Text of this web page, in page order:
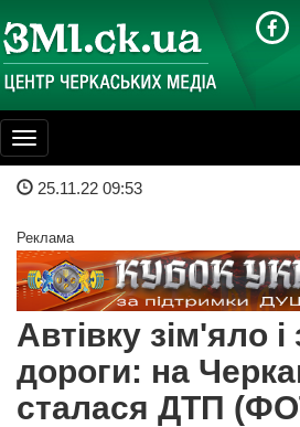
Toggle
navigation
25.11.22 09:53
Реклама
Автівку зім'яло
дороги: на
сталася ДТП